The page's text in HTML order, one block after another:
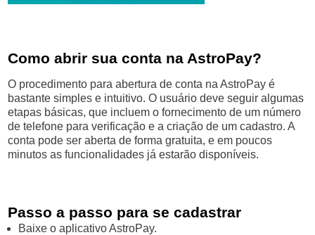
Como abrir sua conta na AstroPay?
O procedimento para abertura de conta na AstroPay é
bastante simples e intuitivo. O usuário deve seguir algumas
etapas básicas, que incluem o fornecimento de um número
de telefone para verificação e a criação de um cadastro. A
conta pode ser aberta de forma gratuita, e em poucos
minutos as funcionalidades já estarão disponíveis.
Passo a passo para se cadastrar
Baixe o aplicativo AstroPay.